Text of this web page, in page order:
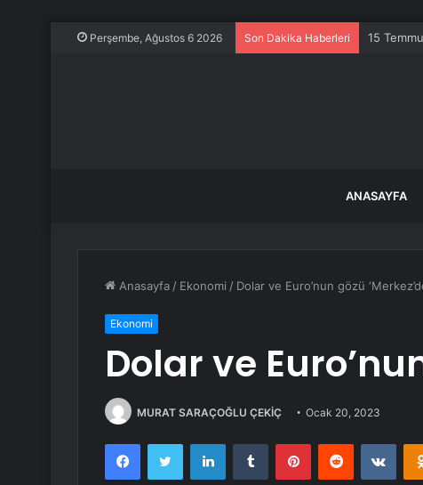
Perşembe, Ağustos 6 2026 Son Dakika Haberleri 15
ANASAYFA
Anasayfa / Ekonomi / Dolar ve Euro’nun gözü
Ekonomi
Dolar ve
MURAT SARAÇOĞLU ÇEKİÇ Ocak 20, 2023
FacebookTwitter LinkedInTumblr PinterestReddit